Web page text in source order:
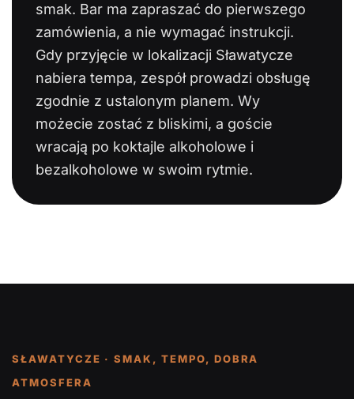
smak. Bar ma zapraszać do pierwszego
zamówienia, a nie wymagać instrukcji.
Gdy przyjęcie w lokalizacji Sławatycze
nabiera tempa, zespół prowadzi obsługę
zgodnie z ustalonym planem. Wy
możecie zostać z bliskimi, a goście
wracają po koktajle alkoholowe i
bezalkoholowe w swoim rytmie.
SŁAWATYCZE · SMAK, TEMPO, DOBRA
ATMOSFERA